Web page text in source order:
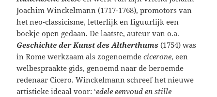
Joachim Winckelmann (1717-1768), promotors van
het neo-classicisme, letterlijk en figuurlijk een
boekje open gedaan. De laatste, auteur van o.a.
Geschichte der Kunst des Altherthums (1754) was
in Rome werkzaam als zogenoemdecicerone, een
welbespraakte gids, genoemd naar de beroemde
redenaar Cicero. Winckelmann schreef het nieuwe
artistieke ideaal voor: ‘edele eenvoud en stille